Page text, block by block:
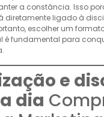
a constância. Isso
diretamente ligado à
escolher um
é fundamental para
e
dia